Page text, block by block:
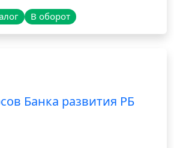
В оборот
Банка развития РБ